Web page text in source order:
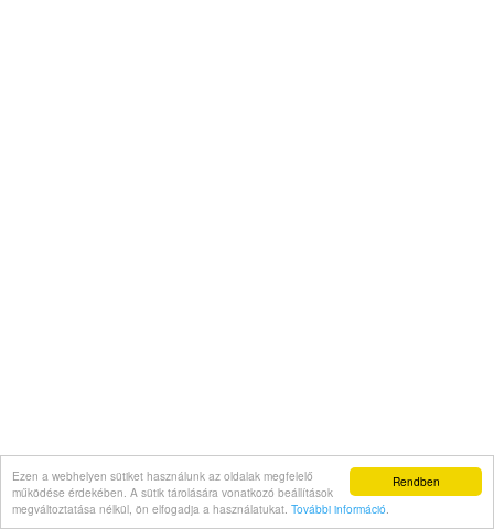
Rendben
Ezen a webhelyen sütiket használunk az oldalak megfelelő
működése érdekében. A sütik tárolására vonatkozó beállítások
megváltoztatása nélkül, ön elfogadja a használatukat. További információ.